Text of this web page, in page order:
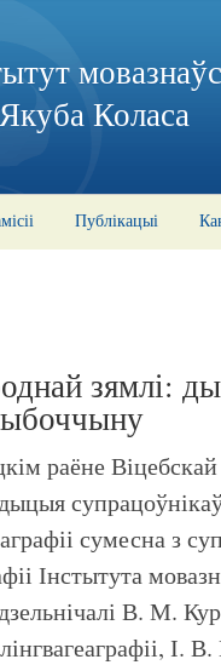
Коласа
Публікацыі
зямлі:
раёне Віцебскай
сумесна з
Інстытута
В. М.
І.